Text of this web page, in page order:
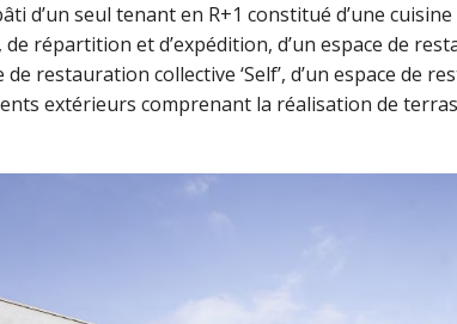
d’un seul tenant en R+1 constitué d’une
répartition et d’expédition, d’un espace de
de restauration collective ‘Self’, d’un espace de
extérieurs comprenant la réalisation de